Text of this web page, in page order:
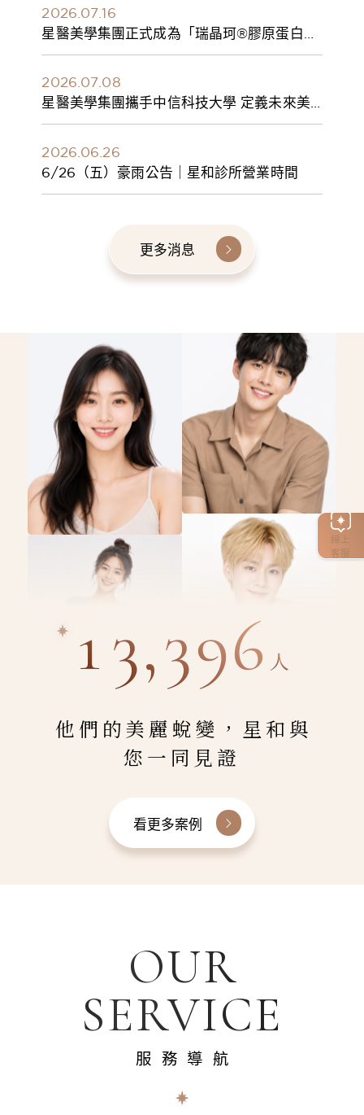
線上
客服
2026.07.16
星醫美學集團正式成為「瑞晶珂®膠原蛋白植
入劑」台灣獨家總代理
2026.07.08
星醫美學集團攜手中信科技大學 定義未來美
學人才新標準 建構健康美學產學共育模式 串
2026.06.26
6/26（五）豪雨公告｜星和診所營業時間
更多消息
13,396 人
他們的美麗蛻變，星和與
您一同見證
看更多案例
OUR
SERVICE
服務導航